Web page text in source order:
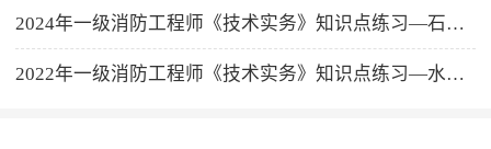
2024年一级消防工程师《技术实务》知识点练习—石油化工防火
2022年一级消防工程师《技术实务》知识点练习—水喷雾灭火系统